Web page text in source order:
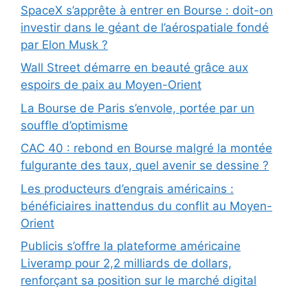
SpaceX s’apprête à entrer en Bourse : doit-on
investir dans le géant de l’aérospatiale fondé
par Elon Musk ?
Wall Street démarre en beauté grâce aux
espoirs de paix au Moyen-Orient
La Bourse de Paris s’envole, portée par un
souffle d’optimisme
CAC 40 : rebond en Bourse malgré la montée
fulgurante des taux, quel avenir se dessine ?
Les producteurs d’engrais américains :
bénéficiaires inattendus du conflit au Moyen-
Orient
Publicis s’offre la plateforme américaine
Liveramp pour 2,2 milliards de dollars,
renforçant sa position sur le marché digital